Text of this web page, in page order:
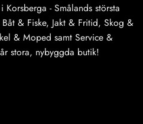
Korsberga - Smålands största
& Fiske, Jakt & Fritid, Skog &
& Moped samt Service &
stora, nybyggda butik!